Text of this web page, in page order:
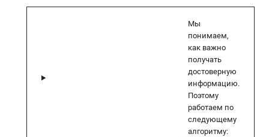
Мы
понимаем,
как важно
получать
достоверную
информацию.
Поэтому
работаем по
следующему
алгоритму: